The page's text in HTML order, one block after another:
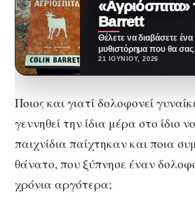
Barrett
Θέλετε να διαβάσετε ένα
μυθιστόρημα που θα σας
ταξιδέψει στην καρδιά της
21 ΙΟΥΝΊΟΥ, 2026
Ποιος και γιατί δολοφονεί
γεννηθεί την ίδια μέρα στο ίδιο
παιχνίδια παίχτηκαν και ποια
θάνατο, που ξύπνησε έναν
χρόνια αργότερα;